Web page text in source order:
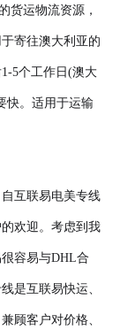
货运物流资源，
寄往澳大利亚的
5个工作日(澳大
快。适用于运输
互联易电美专线
欢迎。考虑到我
容易与DHL合
是互联易快运、
顾客户对价格、